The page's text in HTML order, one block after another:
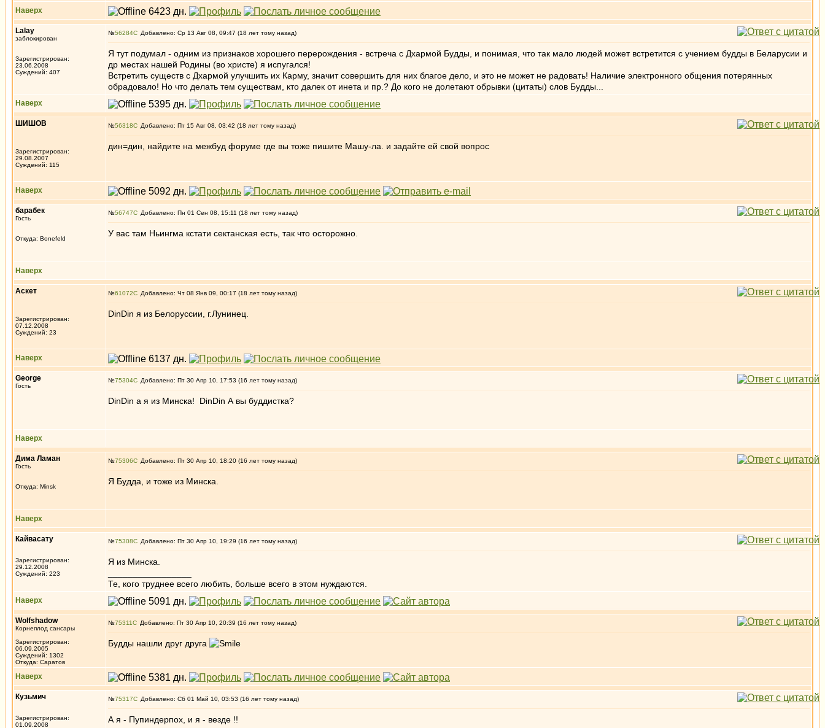
Наверх
Lalay
заблокирован
Зарегистрирован:
23.06.2008
Суждений: 407
№56284 Добавлено: Ср 13 Авг 08, 09:47 (18 лет тому назад)
Я тут подумал - одним из признаков хорошего перерождения - встреча с Дхармой Будды, и понимая, что так мало людей может встретится с учением будды в Беларусии и
др местах нашей Родины (во христе) я испугался!
Встретить существ с Дхармой улучшить их Карму, значит совершить для них благое дело, и это не может не радовать! Наличие электронного общения потерянных
обрадовало! Но что делать тем существам, кто далек от инета и пр.? До кого не долетают обрывки (цитаты) слов Будды...
Наверх
ШИШОВ
Зарегистрирован:
29.08.2007
Суждений: 115
№56318 Добавлено: Пт 15 Авг 08, 03:42 (18 лет тому назад)
дин=дин, найдите на межбуд форуме где вы тоже пишите Машу-ла. и задайте ей свой вопрос
Наверх
барабек
Гость
Откуда: Bonefeld
№56747 Добавлено: Пн 01 Сен 08, 15:11 (18 лет тому назад)
У вас там Ньингма кстати сектанская есть, так что осторожно.
Наверх
Аскет
Зарегистрирован:
07.12.2008
Суждений: 23
№61072 Добавлено: Чт 08 Янв 09, 00:17 (18 лет тому назад)
DinDin я из Белоруссии, г.Лунинец.
Наверх
George
Гость
№75304 Добавлено: Пт 30 Апр 10, 17:53 (16 лет тому назад)
DinDin а я из Минска! DinDin А вы буддистка?
Наверх
Дима Ламан
Гость
Откуда: Minsk
№75306 Добавлено: Пт 30 Апр 10, 18:20 (16 лет тому назад)
Я Будда, и тоже из Минска.
Наверх
Кайвасату
Зарегистрирован:
29.12.2008
Суждений: 223
№75308 Добавлено: Пт 30 Апр 10, 19:29 (16 лет тому назад)
Я из Минска.
Те, кого труднее всего любить, больше всего в этом нуждаются.
Наверх
Wolfshadow
Корнеплод сансары
Зарегистрирован:
06.09.2005
Суждений: 1302
Откуда: Саратов
№75311 Добавлено: Пт 30 Апр 10, 20:39 (16 лет тому назад)
Будды нашли друг друга
Наверх
Кузьмич
Зарегистрирован:
01.09.2008
№75317 Добавлено: Сб 01 Май 10, 03:53 (16 лет тому назад)
А я - Пупиндерпох, и я - везде !!